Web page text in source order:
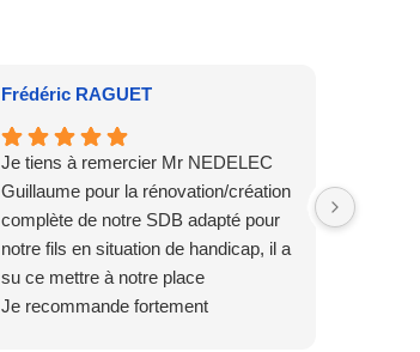
Frédéric RAGUET
Je tiens à remercier Mr NEDELEC
Guillaume pour la rénovation/création
complète de notre SDB adapté pour
notre fils en situation de handicap, il a
su ce mettre à notre place
Je recommande fortement